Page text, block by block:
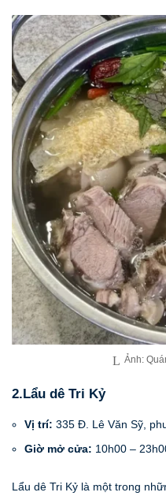
Ảnh:
2.Lẩu dê Tri Kỷ
Vị trí: 335 Đ. Lê Văn Sỹ,
Giờ mở cửa: 10h00 –
Lẩu dê Tri Kỷ là một trong